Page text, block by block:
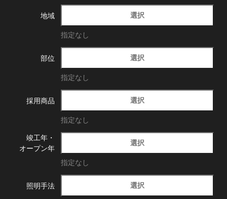
地域 選択
指定なし
部位 選択
指定なし
採用商品 選択
指定なし
竣工年・
オープン年
選択
指定なし
照明手法 選択